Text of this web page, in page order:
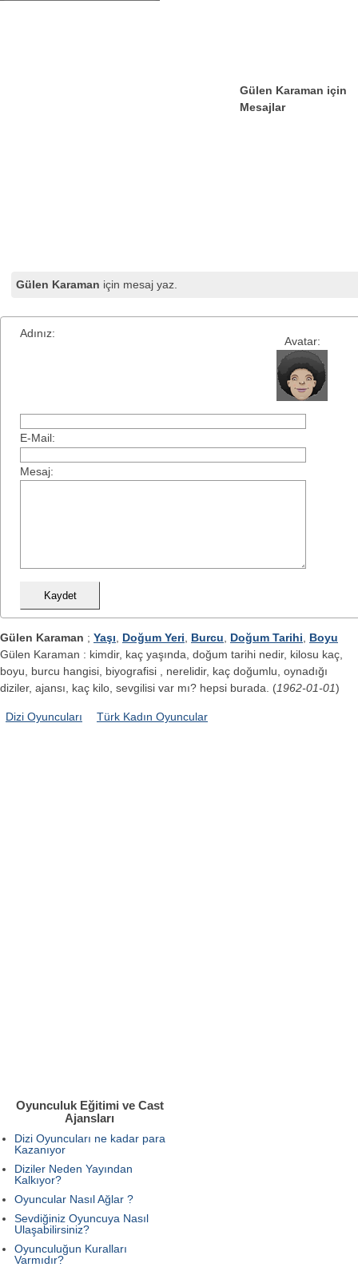
Gülen Karaman için
Mesajlar
Gülen Karaman için mesaj yaz.
Avatar:
Adınız:
E-Mail:
Mesaj:
Gülen Karaman ; Yaşı Doğum Yeri Burcu Doğum Tarihi
Boyu
Gülen Karaman : kimdir, kaç yaşında, doğum tarihi nedir, kilosu kaç,
boyu, burcu hangisi, biyografisi , nerelidir, kaç doğumlu, oynadığı
diziler, ajansı, kaç kilo, sevgilisi var mı? hepsi burada. (1962-01-01)
Dizi Oyuncuları Türk Kadın Oyuncular
Oyunculuk Eğitimi ve Cast
Ajansları
Dizi Oyuncuları ne kadar para
Kazanıyor
Diziler Neden Yayından
Kalkıyor?
Oyuncular Nasıl Ağlar ?
Sevdiğiniz Oyuncuya Nasıl
Ulaşabilirsiniz?
Oyunculuğun Kuralları
Varmıdır?